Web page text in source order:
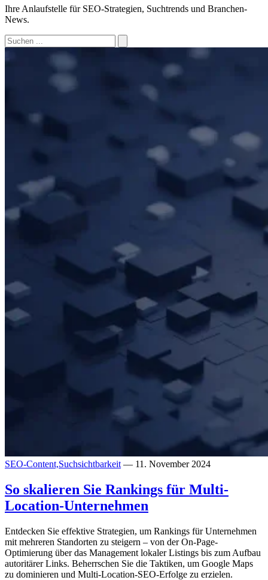
Ihre Anlaufstelle für SEO-Strategien, Suchtrends und Branchen-
News.
SEO-Content,Suchsichtbarkeit — 11. November 2024
So skalieren Sie Rankings für Multi-
Location-Unternehmen
Entdecken Sie effektive Strategien, um Rankings für Unternehmen
mit mehreren Standorten zu steigern – von der On-Page-
Optimierung über das Management lokaler Listings bis zum Aufbau
autoritärer Links. Beherrschen Sie die Taktiken, um Google Maps
zu dominieren und Multi-Location-SEO-Erfolge zu erzielen.